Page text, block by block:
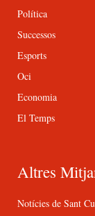
Política
Successos
Esports
Oci
Economia
El Temps
Altres
Notícies de Sant